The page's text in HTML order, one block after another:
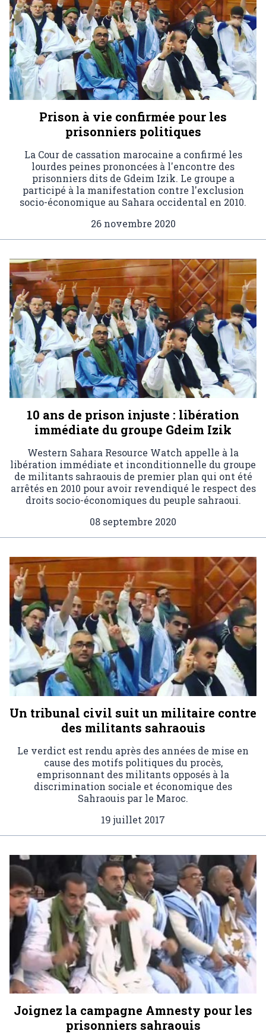
Prison à vie confirmée pour les
prisonniers politiques
La Cour de cassation marocaine a confirmé les
lourdes peines prononcées à l'encontre des
prisonniers dits de Gdeim Izik. Le groupe a
participé à la manifestation contre l'exclusion
socio-économique au Sahara occidental en 2010.
26 novembre 2020
10 ans de prison injuste : libération
immédiate du groupe Gdeim Izik
Western Sahara Resource Watch appelle à la
libération immédiate et inconditionnelle du groupe
de militants sahraouis de premier plan qui ont été
arrêtés en 2010 pour avoir revendiqué le respect des
droits socio-économiques du peuple sahraoui.
08 septembre 2020
Un tribunal civil suit un militaire contre
des militants sahraouis
Le verdict est rendu après des années de mise en
cause des motifs politiques du procès,
emprisonnant des militants opposés à la
discrimination sociale et économique des
Sahraouis par le Maroc.
19 juillet 2017
Joignez la campagne Amnesty pour les
prisonniers sahraouis